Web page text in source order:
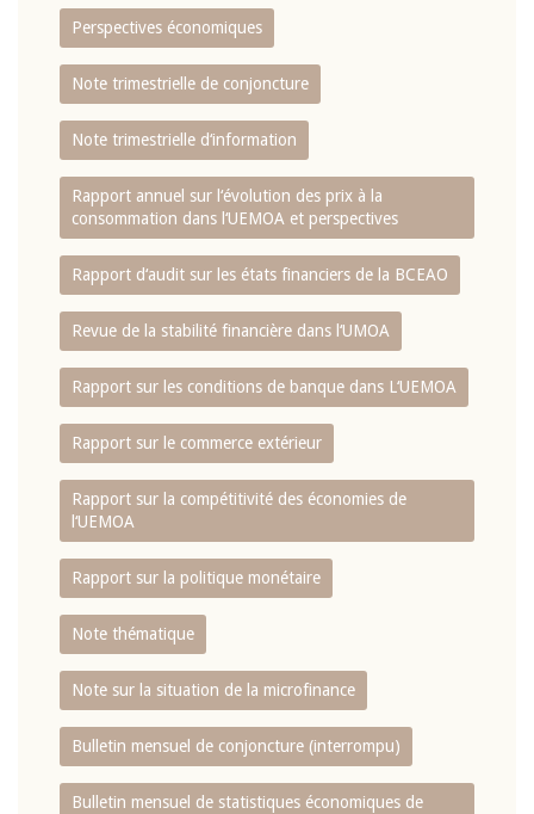
Perspectives économiques
Note trimestrielle de conjoncture
Note trimestrielle d‘information
Rapport annuel sur l‘évolution des prix à la
consommation dans l‘UEMOA et perspectives
Rapport d‘audit sur les états financiers de la BCEAO
Revue de la stabilité financière dans l‘UMOA
Rapport sur les conditions de banque dans L‘UEMOA
Rapport sur le commerce extérieur
Rapport sur la compétitivité des économies de
l‘UEMOA
Rapport sur la politique monétaire
Note thématique
Note sur la situation de la microfinance
Bulletin mensuel de conjoncture (interrompu)
Bulletin mensuel de statistiques économiques de